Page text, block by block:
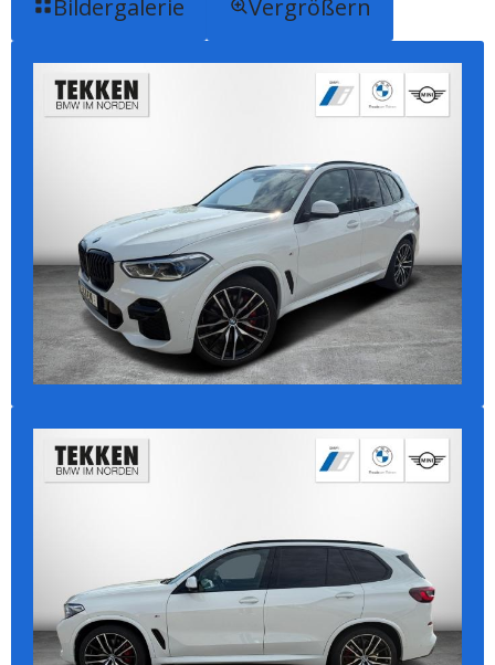
Bildergalerie Vergrößern